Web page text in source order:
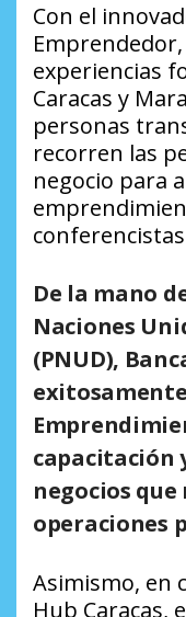
Con el
experiencias
Caracas y
personas
recorren las
negocio para
De la mano
Naciones
(PNUD),
capacitación
negocios
operaciones
Asimismo, en
Hub Caracas,